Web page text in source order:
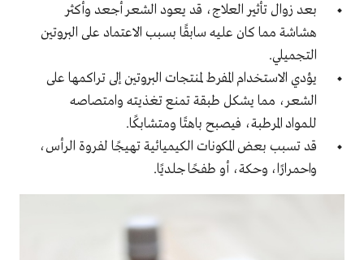
بعد زوال تأثير العلاج، قد يعود الشعر أجعد وأكثر
هشاشة مما كان عليه سابقًا بسبب الاعتماد على البروتين
التجميلي.
يؤدي الاستخدام المفرط لمنتجات البروتين إلى تراكمها على
الشعر، مما يشكل طبقة تمنع تغذيته وامتصاصه
للمواد المرطبة، فيصبح باهتًا ومتشابكًا.
قد تسبب بعض المكونات الكيميائية تهيجًا لفروة الرأس،
واحمرارًا، وحكة، أو طفحًا جلديًا.